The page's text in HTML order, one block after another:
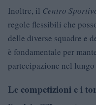
Inoltre, il Centro
regole flessibili che
delle diverse squadre e
è fondamentale per
partecipazione nel
Le competizioni e i